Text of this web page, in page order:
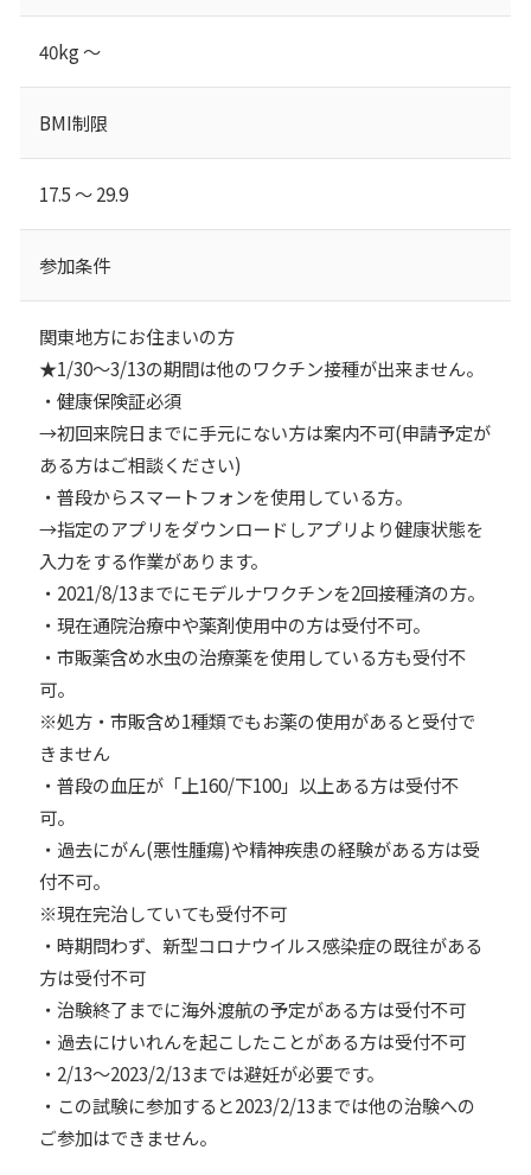
40kg ～
BMI制限
17.5 ～ 29.9
参加条件
関東地方にお住まいの方
★1/30～3/13の期間は他のワクチン接種が出来ません。
・健康保険証必須
→初回来院日までに手元にない方は案内不可(申請予定が
ある方はご相談ください)
・普段からスマートフォンを使用している方。
→指定のアプリをダウンロードしアプリより健康状態を
入力をする作業があります。
・2021/8/13までにモデルナワクチンを2回接種済の方。
・現在通院治療中や薬剤使用中の方は受付不可。
・市販薬含め水虫の治療薬を使用している方も受付不
可。
※処方・市販含め1種類でもお薬の使用があると受付で
きません
・普段の血圧が「上160/下100」以上ある方は受付不
可。
・過去にがん(悪性腫瘍)や精神疾患の経験がある方は受
付不可。
※現在完治していても受付不可
・時期問わず、新型コロナウイルス感染症の既往がある
方は受付不可
・治験終了までに海外渡航の予定がある方は受付不可
・過去にけいれんを起こしたことがある方は受付不可
・2/13～2023/2/13までは避妊が必要です。
・この試験に参加すると2023/2/13までは他の治験への
ご参加はできません。